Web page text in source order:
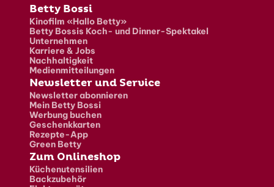
Fusszeile
Betty Bossi
Kinofilm «Hallo Betty»
Betty Bossis Koch- und Dinner-Spektakel
Unternehmen
Karriere & Jobs
Nachhaltigkeit
Medienmitteilungen
Newsletter und Service
Newsletter abonnieren
Mein Betty Bossi
Werbung buchen
Geschenkkarten
Rezepte-App
Green Betty
Zum Onlineshop
Küchenutensilien
Backzubehör